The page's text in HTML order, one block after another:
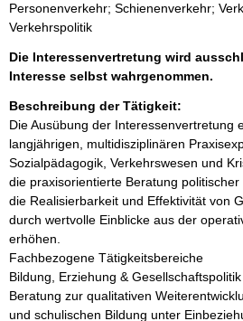
Personenverkehr; Schienenverkehr;
Verkehrspolitik
Die Interessenvertretung wird
Interesse selbst wahrgenommen.
Beschreibung der Tätigkeit:
Die Ausübung der Interessenvertretung
langjährigen, multidisziplinären
Sozialpädagogik, Verkehrswesen und
die praxisorientierte Beratung
die Realisierbarkeit und Effektivität von
durch wertvolle Einblicke aus der
erhöhen.
Fachbezogene Tätigkeitsbereiche
Bildung, Erziehung & Gesellschaftspolitik
Beratung zur qualitativen
und schulischen Bildung unter